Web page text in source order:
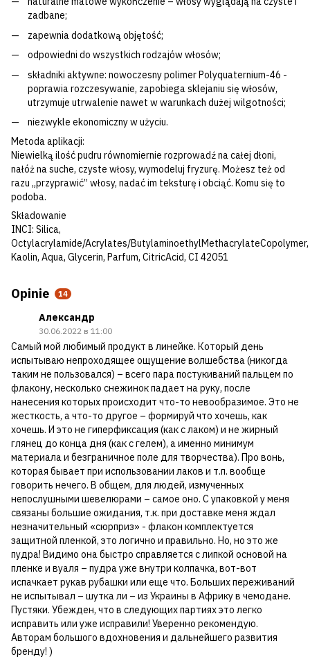
zadbane;
zapewnia dodatkową objętość;
odpowiedni do wszystkich rodzajów włosów;
składniki aktywne: nowoczesny polimer Polyquaternium-46 -
poprawia rozczesywanie, zapobiega sklejaniu się włosów,
utrzymuje utrwalenie nawet w warunkach dużej wilgotności;
niezwykle ekonomiczny w użyciu.
Metoda aplikacji:
Niewielką ilość pudru równomiernie rozprowadź na całej dłoni,
nałóż na suche, czyste włosy, wymodeluj fryzurę. Możesz też od
razu „przyprawić” włosy, nadać im teksturę i obciąć. Komu się to
podoba.
Składowanie
INCI: Silica,
Octylacrylamide/Acrylates/ButylaminoethylMethacrylateCopolymer,
Kaolin, Aqua, Glycerin, Parfum, CitricAcid, CI 42051
Opinie 14
Александр
30.06.2022 в 11:00
Самый мой любимый продукт в линейке. Который день
испытываю непроходящее ощущение волшебства (никогда
таким не пользовался) – всего пара постукиваний пальцем по
флакону, несколько снежинок падает на руку, после
нанесения которых происходит что-то невообразимое. Это не
жесткость, а что-то другое – формируй что хочешь, как
хочешь. И это не гиперфиксация (как с лаком) и не жирный
глянец до конца дня (как с гелем), а именно минимум
материала и безграничное поле для творчества). Про вонь,
которая бывает при использовании лаков и т.п. вообще
говорить нечего. В общем, для людей, измученных
непослушными шевелюрами – самое оно. С упаковкой у меня
связаны большие ожидания, т.к. при доставке меня ждал
незначительный «сюрприз» - флакон комплектуется
защитной пленкой, это логично и правильно. Но, но это же
пудра! Видимо она быстро справляется с липкой основой на
пленке и вуаля – пудра уже внутри колпачка, вот-вот
испачкает рукав рубашки или еще что. Больших переживаний
не испытывал – шутка ли – из Украины в Африку в чемодане.
Пустяки. Убежден, что в следующих партиях это легко
исправить или уже исправили! Уверенно рекомендую.
Авторам большого вдохновения и дальнейшего развития
бренду! )